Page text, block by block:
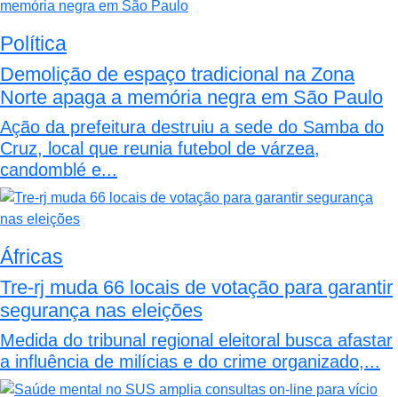
Política
Demolição de espaço tradicional na Zona
Norte apaga a memória negra em São Paulo
Ação da prefeitura destruiu a sede do Samba do
Cruz, local que reunia futebol de várzea,
candomblé e...
Áfricas
Tre-rj muda 66 locais de votação para garantir
segurança nas eleições
Medida do tribunal regional eleitoral busca afastar
a influência de milícias e do crime organizado,...